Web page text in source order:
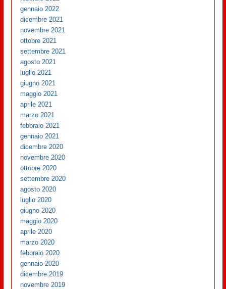
gennaio 2022
dicembre 2021
novembre 2021
ottobre 2021
settembre 2021
agosto 2021
luglio 2021
giugno 2021
maggio 2021
aprile 2021
marzo 2021
febbraio 2021
gennaio 2021
dicembre 2020
novembre 2020
ottobre 2020
settembre 2020
agosto 2020
luglio 2020
giugno 2020
maggio 2020
aprile 2020
marzo 2020
febbraio 2020
gennaio 2020
dicembre 2019
novembre 2019